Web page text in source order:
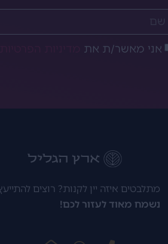
אני מאשר/ת את
מתלבטים איזה יין לקנות? רוצים
נשמח מאוד לעזור לכם!